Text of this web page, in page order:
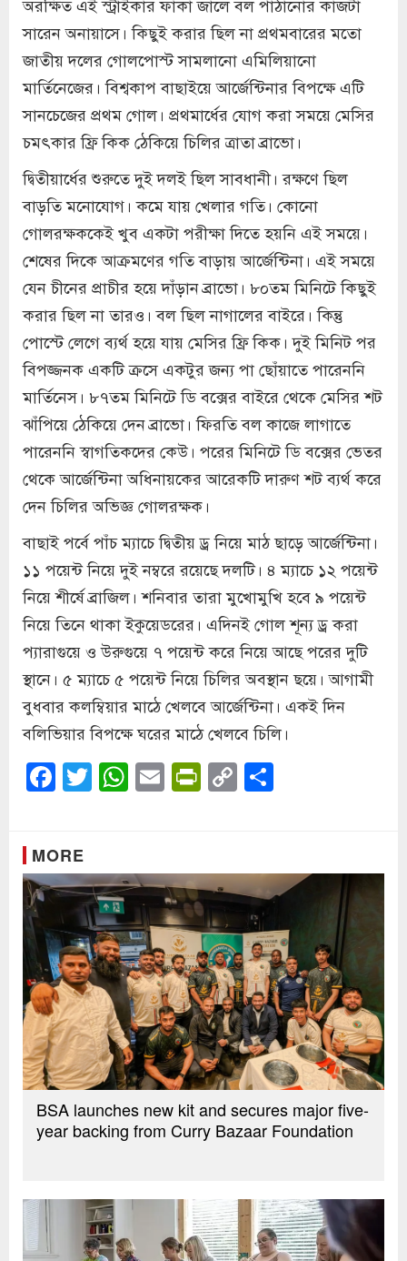
সারেন অনায়াসে। কিছুই করার ছিল না প্রথমবারের মতো
জাতীয় দলের গোলপোস্ট সামলানো এমিলিয়ানো
মার্তিনেজের। বিশ্বকাপ বাছাইয়ে আর্জেন্টিনার বিপক্ষে এটি
সানচেজের প্রথম গোল। প্রথমার্ধের যোগ করা সময়ে মেসির
চমৎকার ফ্রি কিক ঠেকিয়ে চিলির ত্রাতা ব্রাভো।
দ্বিতীয়ার্ধের শুরুতে দুই দলই ছিল সাবধানী। রক্ষণে ছিল
বাড়তি মনোযোগ। কমে যায় খেলার গতি। কোনো
গোলরক্ষককেই খুব একটা পরীক্ষা দিতে হয়নি এই সময়ে।
শেষের দিকে আক্রমণের গতি বাড়ায় আর্জেন্টিনা। এই সময়ে
যেন চীনের প্রাচীর হয়ে দাঁড়ান ব্রাভো। ৮০তম মিনিটে কিছুই
করার ছিল না তারও। বল ছিল নাগালের বাইরে। কিন্তু
পোস্টে লেগে ব্যর্থ হয়ে যায় মেসির ফ্রি কিক। দুই মিনিট পর
বিপজ্জনক একটি ক্রসে একটুর জন্য পা ছোঁয়াতে পারেননি
মার্তিনেস। ৮৭তম মিনিটে ডি বক্সের বাইরে থেকে মেসির শট
ঝাঁপিয়ে ঠেকিয়ে দেন ব্রাভো। ফিরতি বল কাজে লাগাতে
পারেননি স্বাগতিকদের কেউ। পরের মিনিটে ডি বক্সের ভেতর
থেকে আর্জেন্টিনা অধিনায়কের আরেকটি দারুণ শট ব্যর্থ করে
দেন চিলির অভিজ্ঞ গোলরক্ষক।
বাছাই পর্বে পাঁচ ম্যাচে দ্বিতীয় ড্র নিয়ে মাঠ ছাড়ে আর্জেন্টিনা।
১১ পয়েন্ট নিয়ে দুই নম্বরে রয়েছে দলটি। ৪ ম্যাচে ১২ পয়েন্ট
নিয়ে শীর্ষে ব্রাজিল। শনিবার তারা মুখোমুখি হবে ৯ পয়েন্ট
নিয়ে তিনে থাকা ইকুয়েডরের। এদিনই গোল শূন্য ড্র করা
প্যারাগুয়ে ও উরুগুয়ে ৭ পয়েন্ট করে নিয়ে আছে পরের দুটি
স্থানে। ৫ ম্যাচে ৫ পয়েন্ট নিয়ে চিলির অবস্থান ছয়ে। আগামী
বুধবার কলম্বিয়ার মাঠে খেলবে আর্জেন্টিনা। একই দিন
বলিভিয়ার বিপক্ষে ঘরের মাঠে খেলবে চিলি।
Facebook
Twitter
WhatsApp
EmailPrintFriendly
Copy
Link
MORE
BSA launches new kit and secures major five-
year backing from Curry Bazaar Foundation